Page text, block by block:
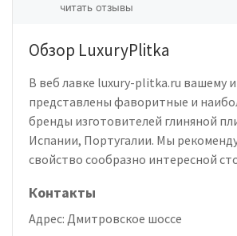
читать отзывы
Обзор LuxuryPlitka
В веб лавке luxury-plitka.ru вашему
представлены фаворитные и
бренды изготовителей глиняной
Испании, Португалии. Мы
свойство сообразно интересной
Контакты
Адрес: Дмитровское шоссе